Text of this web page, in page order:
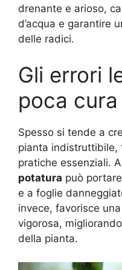
drenante e arioso,
d’acqua e garantire
delle radici.
Gli errori
poca cura
Spesso si tende a
pianta indistruttibile,
pratiche essenziali.
potatura può
e a foglie
invece, favorisce
vigorosa,
della pianta.